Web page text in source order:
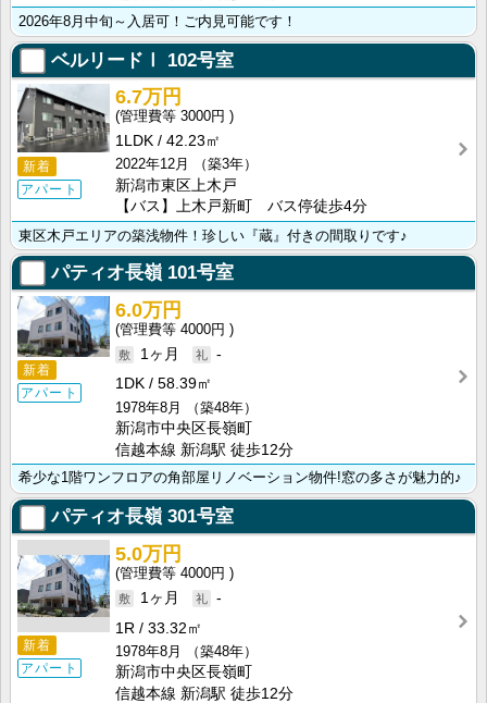
2026年8月中旬～入居可！ご内見可能です！
ベルリードⅠ 102号室
新着
アパート
6.7万円
3000円
1LDK
42.23㎡
2022年12月
（築3年）
新潟市東区上木戸
【バス】上木戸新町 バス停徒歩4分
東区木戸エリアの築浅物件！珍しい『蔵』付きの間取りです♪
パティオ長嶺 101号室
新着
アパート
6.0万円
4000円
1ヶ月
-
1DK
58.39㎡
1978年8月
（築48年）
新潟市中央区長嶺町
信越本線 新潟駅 徒歩12分
希少な1階ワンフロアの角部屋リノベーション物件!窓の多さが魅力的♪
パティオ長嶺 301号室
新着
アパート
5.0万円
4000円
1ヶ月
-
1R
33.32㎡
1978年8月
（築48年）
新潟市中央区長嶺町
信越本線 新潟駅 徒歩12分